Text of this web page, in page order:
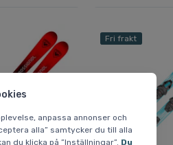
anpassa annonser och
alla” samtycker du till alla
du klicka på ”Inställningar”. Du
Fri frakt